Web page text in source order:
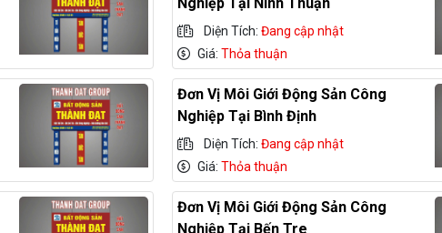
Diện Tích:Đang cập nhật
Giá:Thỏa thuận
Đơn Vị Môi Giới Động Sản Công
Nghiệp Tại Bình Định
Diện Tích:Đang cập nhật
Giá:Thỏa thuận
Đơn Vị Môi Giới Động Sản Công
Nghiệp Tại Bến Tre